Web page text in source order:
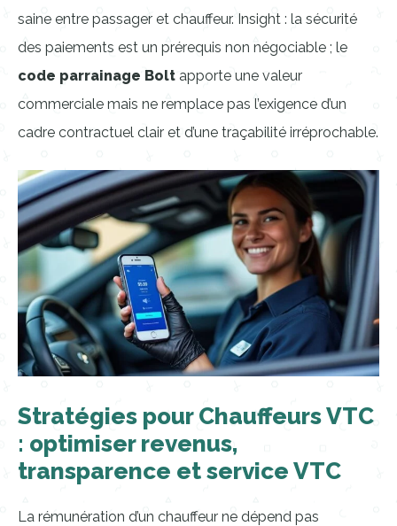
saine entre passager et chauffeur. Insight : la sécurité
des paiements est un prérequis non négociable ; le
code parrainage Bolt apporte une valeur
commerciale mais ne remplace pas l’exigence d’un
cadre contractuel clair et d’une traçabilité irréprochable.
Stratégies pour Chauffeurs VTC
: optimiser revenus,
transparence et service VTC
La rémunération d’un chauffeur ne dépend pas